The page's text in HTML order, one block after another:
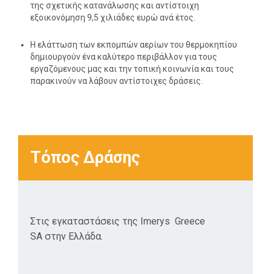
της σχετικής κατανάλωσης και αντίστοιχη
εξοικονόμηση 9,5 χιλιάδες ευρώ ανά έτος.
Η ελάττωση των εκπομπών αερίων του θερμοκηπίου
δημιουργούν ένα καλύτερο περιβάλλον για τους
εργαζόμενους μας και την τοπική κοινωνία και τους
παρακινούν να λάβουν αντίστοιχες δράσεις.
Τόπος Δράσης
Στις εγκαταστάσεις της Imerys Greece
SA στην Ελλάδα.